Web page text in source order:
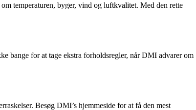
temperaturen, byger, vind og luftkvalitet. Med den rette
bange for at tage ekstra forholdsregler, når DMI advarer om
Besøg DMI’s hjemmeside for at få den mest